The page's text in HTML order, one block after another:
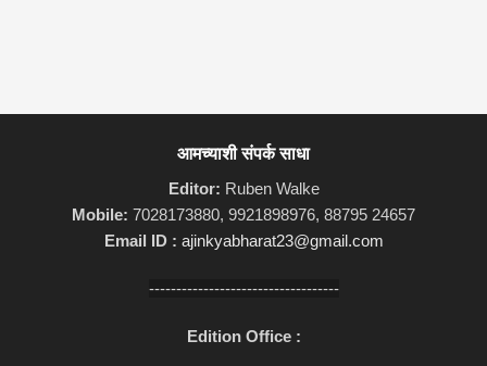
आमच्याशी संपर्क साधा
Editor: Ruben Walke
Mobile: 7028173880, 9921898976, 88795 24657
Email ID : ajinkyabharat23@gmail.com
-----------------------------------
Edition Office :